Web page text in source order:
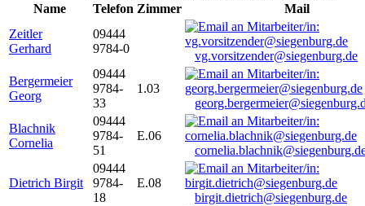
Name
Telefon Zimmer
Mail
Zeitler
Gerhard
09444
9784-0
vg.vorsitzender@siegenburg.de
Bergermeier
Georg
09444
9784-
33
1.03
Blachnik
Cornelia
09444
9784-
51
E.06
Dietrich Birgit
09444
9784-
18
E.08
birgit.dietrich@siegenburg.de